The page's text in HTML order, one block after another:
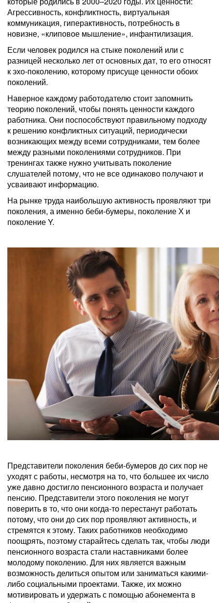
Агрессивность, конфликтность, виртуальная
коммуникация, гиперактивность, потребность в
новизне, «клиповое мышление», инфантилизация.
Если человек родился на стыке поколений или с
разницей несколько лет от основных дат, то его относят
к эхо-поколению, которому присуще ценности обоих
поколений.
Наверное каждому работодателю стоит запомнить
теорию поколений, чтобы понять ценности каждого
работника. Они поспособствуют правильному подходу
к решению конфликтных ситуаций, периодически
возникающих между всеми сотрудниками, тем более
между разными поколениями сотрудников. При
тренингах также нужно учитывать поколение
слушателей потому, что не все одинаково получают и
усваивают информацию.
На рынке труда наибольшую активность проявляют три
поколения, а именно беби-бумеры, поколение Х и
поколение Y.
Представители поколения беби-бумеров до сих пор не
уходят с работы, несмотря на то, что большее их число
уже давно достигло пенсионного возраста и получает
пенсию. Представители этого поколения не могут
поверить в то, что они когда-то перестанут работать
потому, что они до сих пор проявляют активность, и
стремятся к этому. Таких работников необходимо
поощрять, поэтому старайтесь сделать так, чтобы люди
пенсионного возраста стали наставниками более
молодому поколению. Для них является важным
возможность делиться опытом или заниматься какими-
либо социальными проектами. Также, их можно
мотивировать и удержать с помощью абонемента в